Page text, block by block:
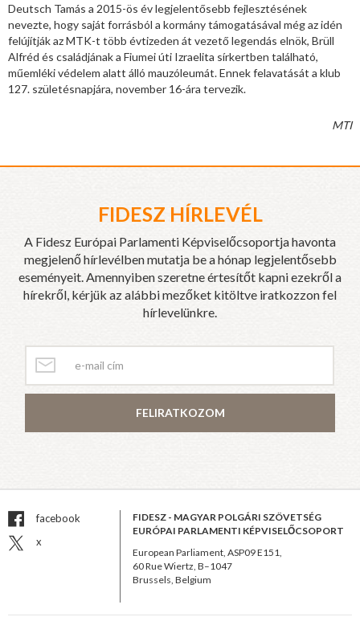
Deutsch Tamás a 2015-ös év legjelentősebb fejlesztésének
nevezte, hogy saját forrásból a kormány támogatásával még az idén
felújítják az MTK-t több évtizeden át vezető legendás elnök, Brüll
Alfréd és családjának a Fiumei úti Izraelita sírkertben található,
műemléki védelem alatt álló mauzóleumát. Ennek felavatását a klub
127. születésnapjára, november 16-ára tervezik.
MTI
FIDESZ HÍRLEVÉL
A Fidesz Európai Parlamenti Képviselőcsoportja havonta
megjelenő hírlevélben mutatja be a hónap legjelentősebb
eseményeit. Amennyiben szeretne értesítőt kapni ezekről a
hírekről, kérjük az alábbi mezőket kitöltve iratkozzon fel
hírlevelünkre.
FELIRATKOZOM
facebook
x
FIDESZ - MAGYAR POLGÁRI SZÖVETSÉG
EURÓPAI PARLAMENTI KÉPVISELŐCSOPORT
European Parliament, ASP09 E151,
60 Rue Wiertz, B–1047
Brussels, Belgium